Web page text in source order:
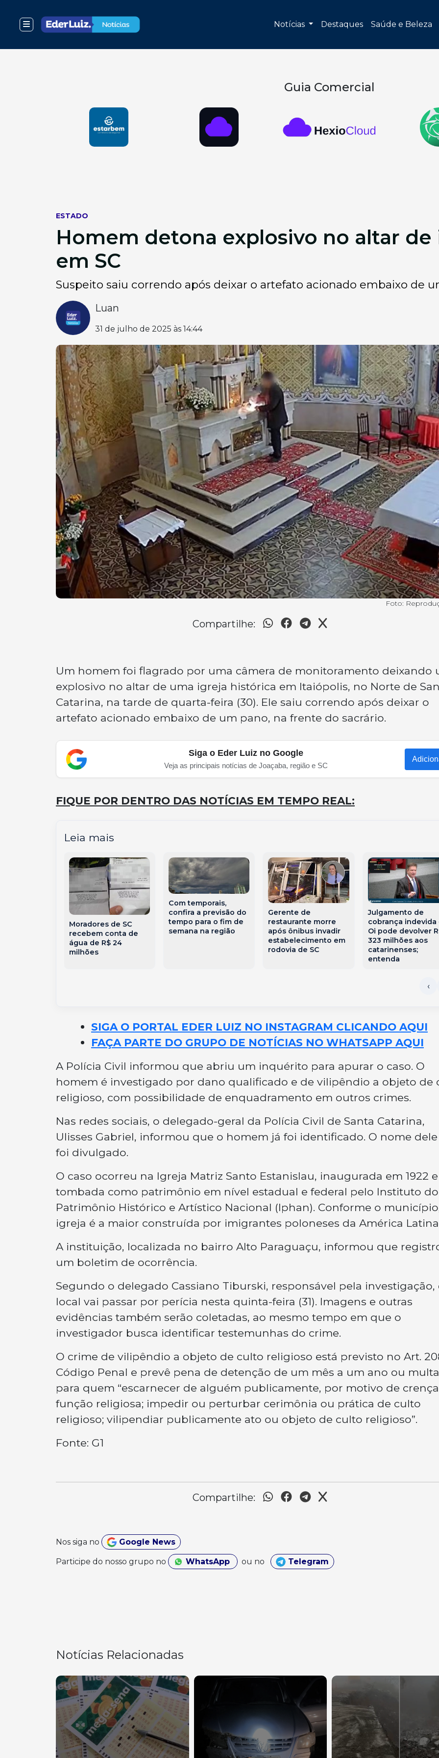
Notícias Destaques Saúde e Beleza
Guia Comercial
ESTADO
Homem detona explosivo no altar
em SC
Suspeito saiu correndo após deixar o artefato acionado embaixo de
Luan
31 de julho de 2025 às 14:44
Foto:
Compartilhe:
Um homem foi flagrado por uma câmera de monitoramento deixando
explosivo no altar de uma igreja histórica em Itaiópolis, no Norte de
Catarina, na tarde de quarta-feira (30). Ele saiu correndo após deixar o
artefato acionado embaixo de um pano, na frente do sacrário.
Siga o Eder Luiz no Google
Veja as principais notícias de Joaçaba, região e SC
FIQUE POR DENTRO DAS NOTÍCIAS EM TEMPO REAL:
Leia mais
Moradores de SC
recebem conta de
água de R$ 24
milhões
Com temporais,
confira a previsão do
tempo para o fim de
semana na região
Gerente de
restaurante morre
após ônibus invadir
estabelecimento em
rodovia de SC
Julgamento de
cobrança indevida
Oi pode devolver
323 milhões aos
catarinenses;
entenda
SIGA O PORTAL EDER LUIZ NO INSTAGRAM CLICANDO AQUI
FAÇA PARTE DO GRUPO DE NOTÍCIAS NO WHATSAPP AQUI
A Polícia Civil informou que abriu um inquérito para apurar o caso. O
homem é investigado por dano qualificado e de vilipêndio a objeto de
religioso, com possibilidade de enquadramento em outros crimes.
Nas redes sociais, o delegado-geral da Polícia Civil de Santa Catarina,
Ulisses Gabriel, informou que o homem já foi identificado. O nome
foi divulgado.
O caso ocorreu na Igreja Matriz Santo Estanislau, inaugurada em 1922 e
tombada como patrimônio em nível estadual e federal pelo Instituto do
Patrimônio Histórico e Artístico Nacional (Iphan). Conforme o
igreja é a maior construída por imigrantes poloneses da América
A instituição, localizada no bairro Alto Paraguaçu, informou que
um boletim de ocorrência.
Segundo o delegado Cassiano Tiburski, responsável pela investigação,
local vai passar por perícia nesta quinta-feira (31). Imagens e outras
evidências também serão coletadas, ao mesmo tempo em que o
investigador busca identificar testemunhas do crime.
O crime de vilipêndio a objeto de culto religioso está previsto no Art.
Código Penal e prevê pena de detenção de um mês a um ano ou multa
para quem “escarnecer de alguém publicamente, por motivo de
função religiosa; impedir ou perturbar cerimônia ou prática de culto
religioso; vilipendiar publicamente ato ou objeto de culto religioso”.
Fonte: G1
Compartilhe:
Nos siga no Google News
Participe do nosso grupo no WhatsApp ou no Telegram
Notícias Relacionadas